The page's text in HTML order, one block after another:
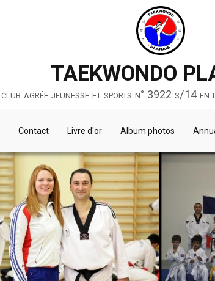
TAEKWONDO
club agrée jeunesse et sports n° 3922 s/14
Contact Livre d'or Album photos